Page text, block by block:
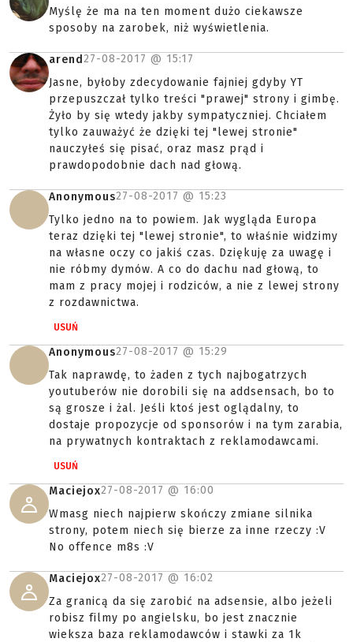
Myślę że ma na ten moment dużo ciekawsze
sposoby na zarobek, niż wyświetlenia.
arend27-08-2017 @ 15:17
Jasne, byłoby zdecydowanie fajniej gdyby YT
przepuszczał tylko treści "prawej" strony i gimbę.
Żyło by się wtedy jakby sympatyczniej. Chciałem
tylko zauważyć że dzięki tej "lewej stronie"
nauczyłeś się pisać, oraz masz prąd i
prawdopodobnie dach nad głową.
Anonymous27-08-2017 @ 15:23
Tylko jedno na to powiem. Jak wygląda Europa
teraz dzięki tej "lewej stronie", to właśnie widzimy
na własne oczy co jakiś czas. Dziękuję za uwagę i
nie róbmy dymów. A co do dachu nad głową, to
mam z pracy mojej i rodziców, a nie z lewej strony
z rozdawnictwa.
USUŃ
Anonymous27-08-2017 @ 15:29
Tak naprawdę, to żaden z tych najbogatrzych
youtuberów nie dorobili się na addsensach, bo to
są grosze i żal. Jeśli ktoś jest oglądalny, to
dostaje propozycje od sponsorów i na tym zarabia,
na prywatnych kontraktach z reklamodawcami.
USUŃ
Maciejox27-08-2017 @ 16:00
Wmasg niech najpierw skończy zmiane silnika
strony, potem niech się bierze za inne rzeczy :V
No offence m8s :V
Maciejox27-08-2017 @ 16:02
Za granicą da się zarobić na adsensie, albo jeżeli
robisz filmy po angielsku, bo jest znacznie
wieksza baza reklamodawców i stawki za 1k